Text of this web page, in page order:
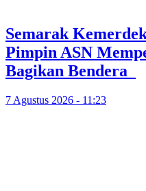
Semarak
Pimpin ASN
Bagikan Bendera
7 Agustus 2026 - 11:23